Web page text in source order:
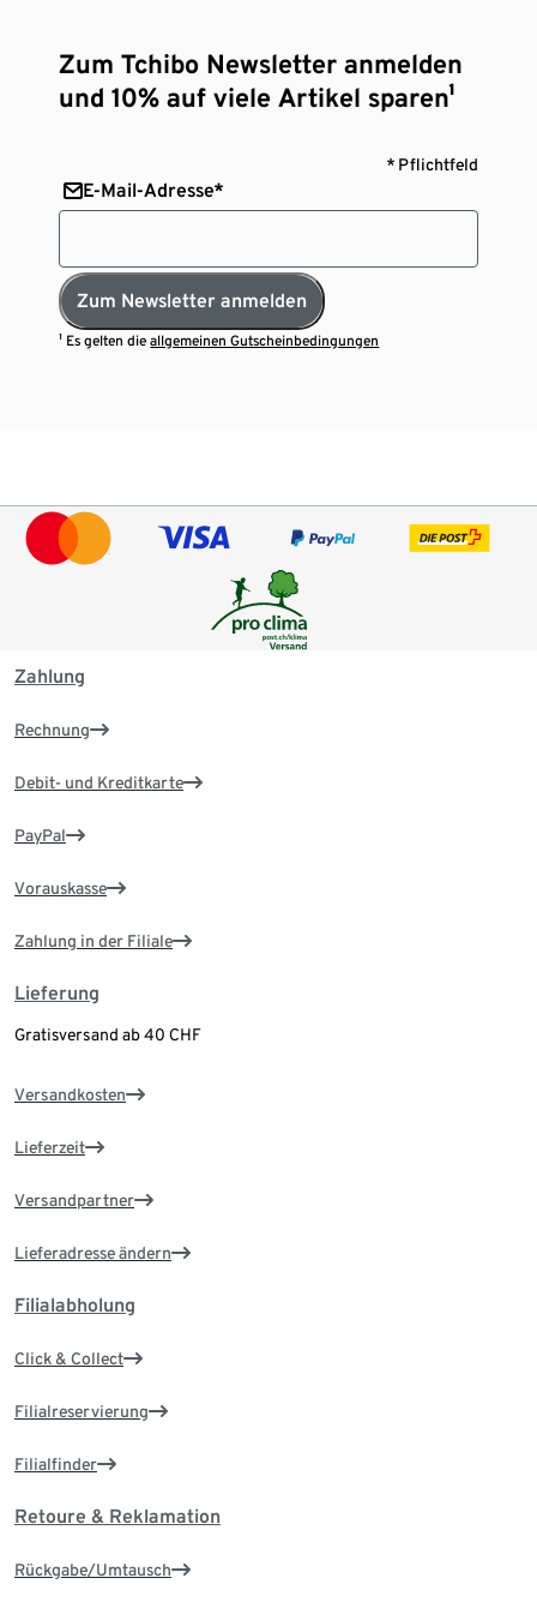
Zum Tchibo Newsletter anmelden
und 10% auf viele Artikel sparen¹
* Pflichtfeld
E-Mail-Adresse*
Zum Newsletter anmelden
¹ Es gelten dieallgemeinen Gutscheinbedingungen
Zahlung
Rechnung
Debit- und Kreditkarte
PayPal
Vorauskasse
Zahlung in der Filiale
Lieferung
Gratisversand ab 40 CHF
Versandkosten
Lieferzeit
Versandpartner
Lieferadresse ändern
Filialabholung
Click & Collect
Filialreservierung
Filialfinder
Retoure & Reklamation
Rückgabe/Umtausch